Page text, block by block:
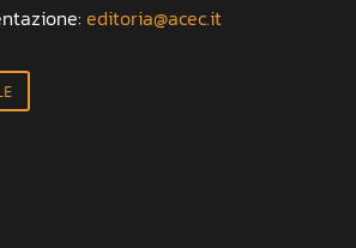
editoria@acec.it